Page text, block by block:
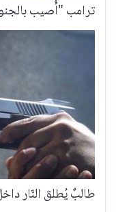
ترامب "أُصيب
طالبٌ يُطلق النّار